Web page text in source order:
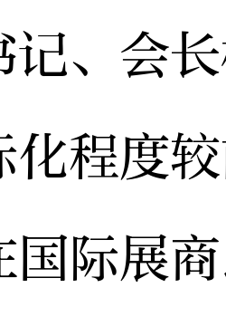
记、会
化程度
国际展